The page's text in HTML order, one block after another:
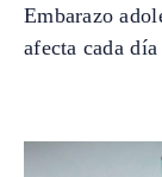
Embarazo
afecta cada